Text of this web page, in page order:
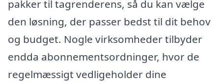
pakker til tagrenderens, så du kan vælge
den løsning, der passer bedst til dit behov
og budget. Nogle virksomheder tilbyder
endda abonnementsordninger, hvor de
regelmæssigt vedligeholder dine